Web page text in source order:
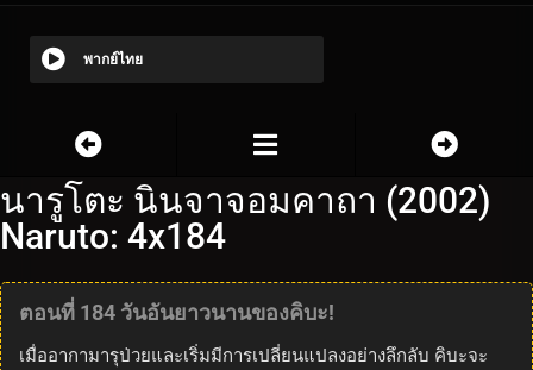
พากย์ไทย
นารูโตะ นินจาจอมคาถา (2002)
Naruto: 4x184
ตอนที่ 184 วันอันยาวนานของคิบะ!
เมื่ออากามารุป่วยและเริ่มมีการเปลี่ยนแปลงอย่างลึกลับ คิบะจะ